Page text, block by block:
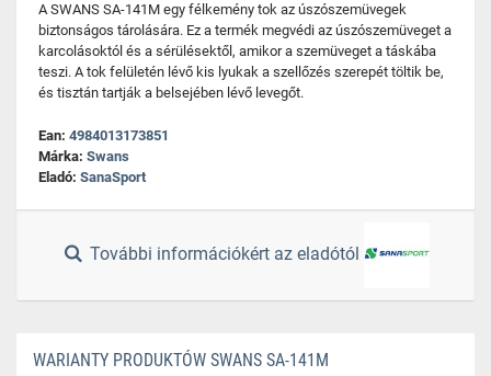
A SWANS SA-141M egy félkemény tok az úszószemüvegek
biztonságos tárolására. Ez a termék megvédi az úszószemüveget a
karcolásoktól és a sérülésektől, amikor a szemüveget a táskába
teszi. A tok felületén lévő kis lyukak a szellőzés szerepét töltik be,
és tisztán tartják a belsejében lévő levegőt.
Ean: 4984013173851
Márka: Swans
Eladó: SanaSport
További információkért az eladótól
WARIANTY PRODUKTÓW SWANS SA-141M